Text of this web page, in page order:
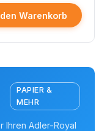
Warenkorb
PAPIER &
MEHR
Ihren Adler-Royal